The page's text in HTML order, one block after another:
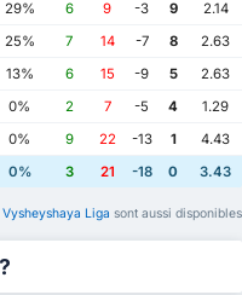
29% 6 9 -3 9
2.14
25% 7 14 -7 8
2.63
13% 6 15 -9 5
2.63
0% 2 7 -5 4
1.29
0% 9 22 -13 1
4.43
0% 3 21 -18 0 3.43
Liga sont aussi disponibles